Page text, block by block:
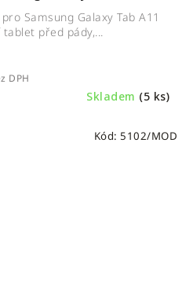
Skladem (5 ks)
DPH
Samsung Galaxy Tab A11
před pády,...
Kód: 5102/MOD